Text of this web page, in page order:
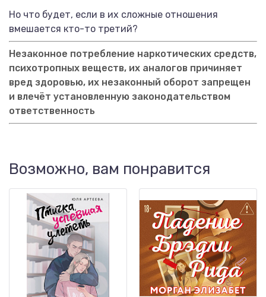
Но что будет, если в их сложные отношения
вмешается кто-то третий?
Незаконное потребление наркотических средств,
психотропных веществ, их аналогов причиняет
вред здоровью, их незаконный оборот запрещен
и влечёт установленную законодательством
ответственность
Возможно, вам понравится